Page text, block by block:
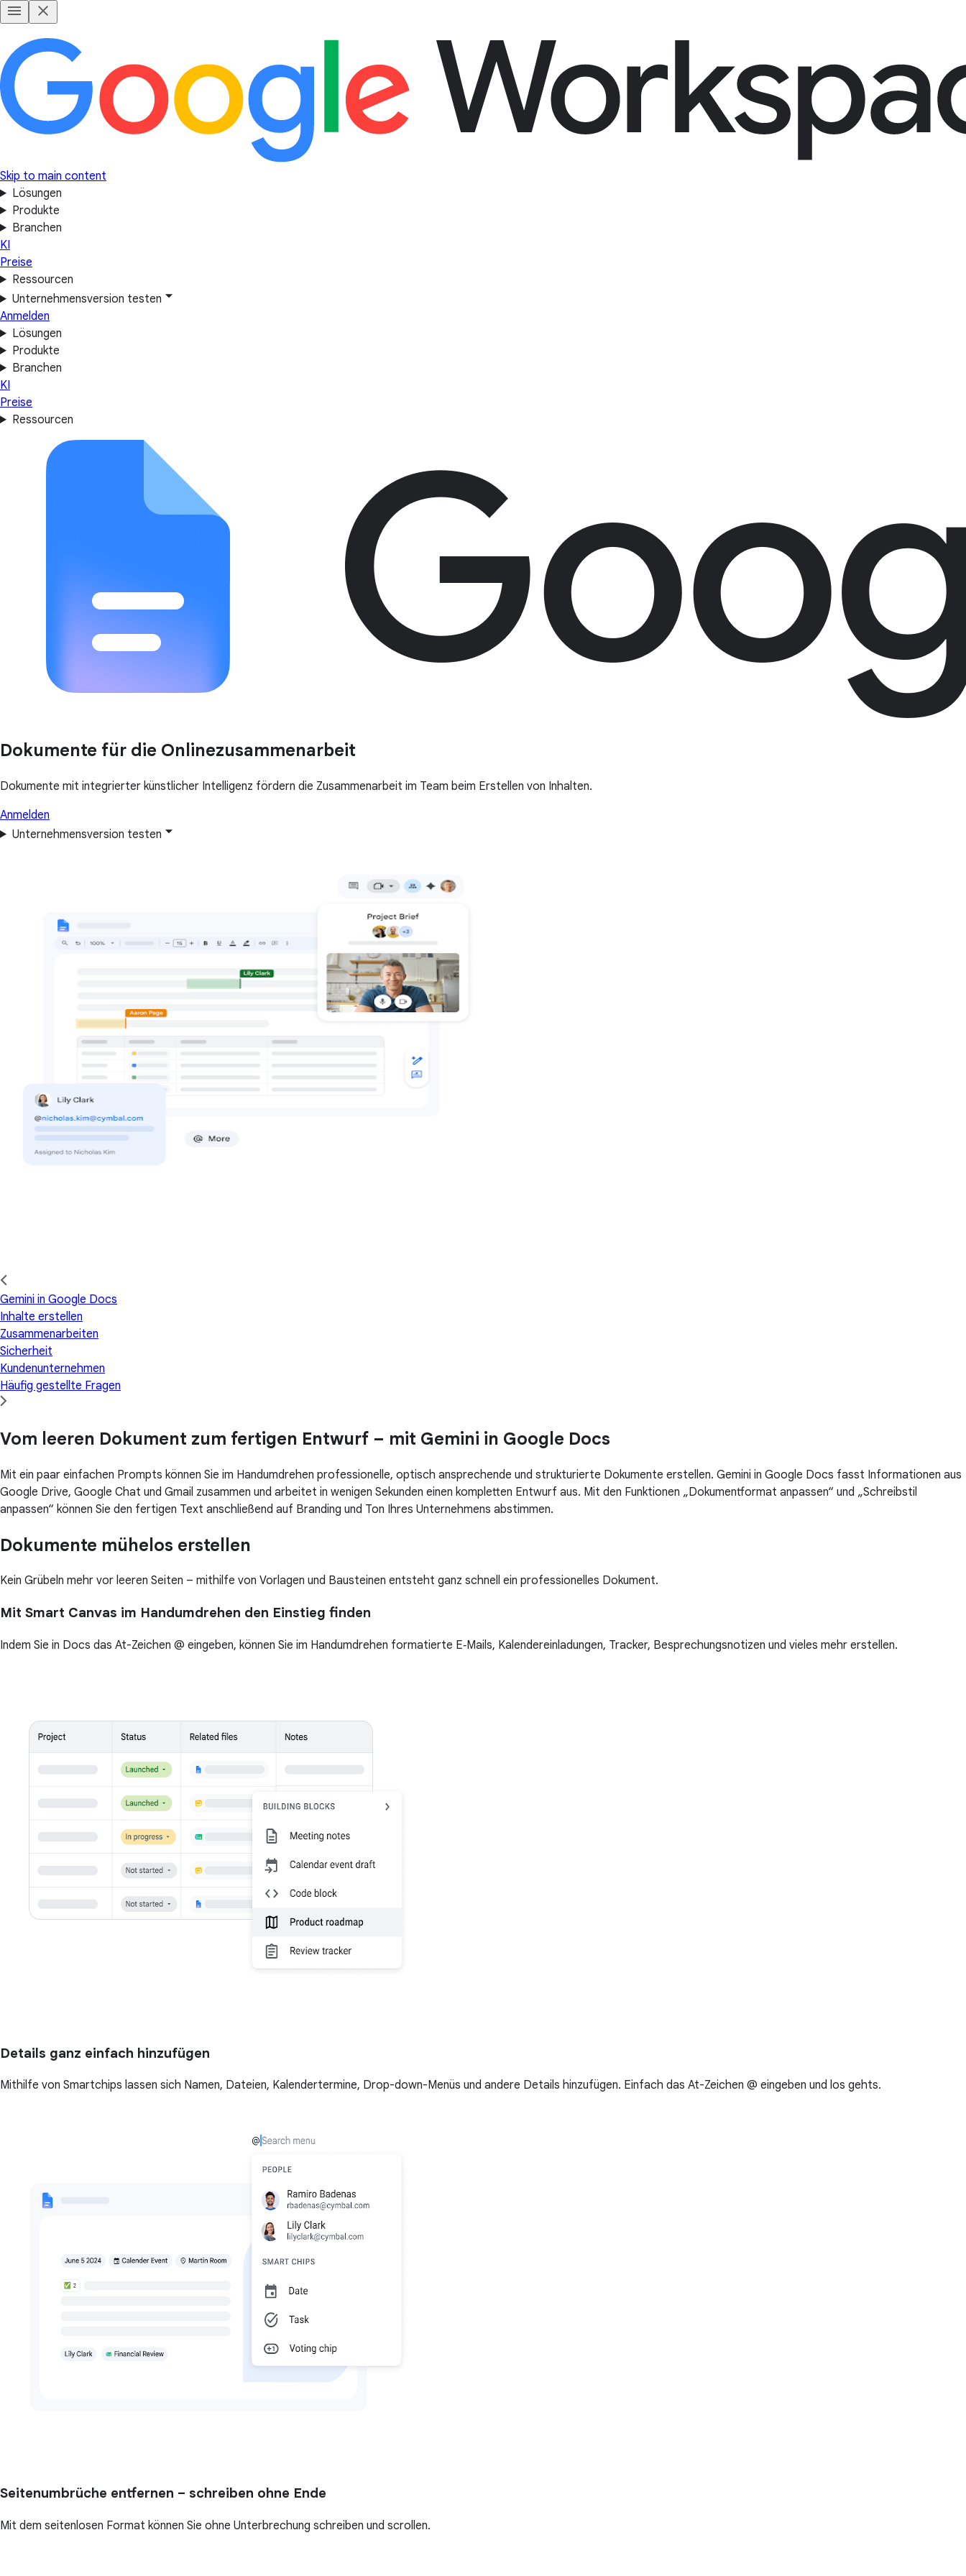
Skip to main content
Lösungen
Produkte
Branchen
KI
Preise
Ressourcen
Unternehmensversion testen
Anmelden
Lösungen
Produkte
Branchen
KI
Preise
Ressourcen
Dokumente für die Onlinezusammenarbeit
Dokumente mit integrierter künstlicher Intelligenz fördern die Zusammenarbeit im Team beim Erstellen von Inhalten.
Anmelden
Unternehmensversion testen
Gemini in Google Docs
Inhalte erstellen
Zusammenarbeiten
Sicherheit
Kundenunternehmen
Häufig gestellte Fragen
Vom leeren Dokument zum fertigen Entwurf – mit Gemini in Google Docs
Mit ein paar einfachen Prompts können Sie im Handumdrehen professionelle, optisch ansprechende und strukturierte Dokumente erstellen. Gemini in Google Docs fasst Informationen aus
Google Drive, Google Chat und Gmail zusammen und arbeitet in wenigen Sekunden einen kompletten Entwurf aus. Mit den Funktionen „Dokumentformat anpassen“ und „Schreibstil
anpassen“ können Sie den fertigen Text anschließend auf Branding und Ton Ihres Unternehmens abstimmen.
Dokumente mühelos erstellen
Kein Grübeln mehr vor leeren Seiten – mithilfe von Vorlagen und Bausteinen entsteht ganz schnell ein professionelles Dokument.
Mit Smart Canvas im Handumdrehen den Einstieg finden
Indem Sie in Docs das At-Zeichen @ eingeben, können Sie im Handumdrehen formatierte E‑Mails, Kalendereinladungen, Tracker, Besprechungsnotizen und vieles mehr erstellen.
Details ganz einfach hinzufügen
Mithilfe von Smartchips lassen sich Namen, Dateien, Kalendertermine, Drop-down-Menüs und andere Details hinzufügen. Einfach das At-Zeichen @ eingeben und los gehts.
Seitenumbrüche entfernen – schreiben ohne Ende
Mit dem seitenlosen Format können Sie ohne Unterbrechung schreiben und scrollen.